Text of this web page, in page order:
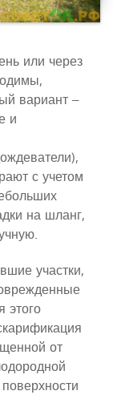
или через
вариант –
и
с учетом
на шланг,
участки,
этого
от